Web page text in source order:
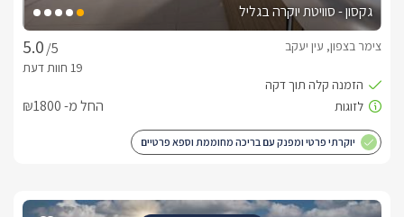
גקסון - סוויטת יוקרה בגליל
/5
צימר בצפון, עין יעקב
החל מ- ₪1800
יוקרתי פרטי ומפנק עם בריכה מחוממת וספא פרטיים